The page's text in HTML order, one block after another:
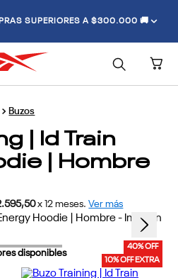
SUPERIORES A $300.000 🚚
Buzos
| Id Train
| Hombre
x 12 meses. Ver más
40% OFF
10% OFF EXTRA
disponibles